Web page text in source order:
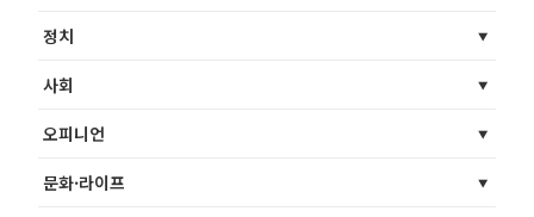
정치
사회
오피니언
문화·라이프